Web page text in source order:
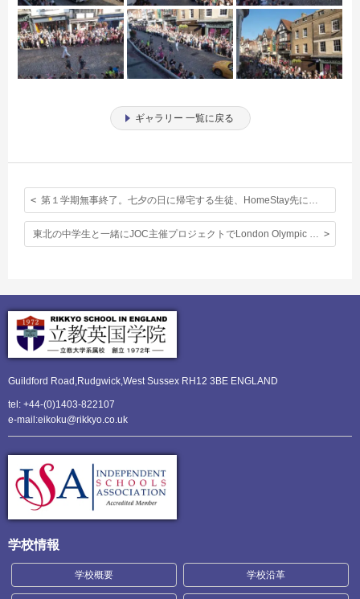
ギャラリー 一覧に戻る
第１学期無事終了。七夕の日に帰宅する生徒、HomeStay先に向かう生徒。
東北の中学生と一緒にJOC主催プロジェクトでLondon Olympic 観戦。
Guildford Road,Rudgwick,West Sussex RH12 3BE ENGLAND
tel: +44-(0)1403-822107
e-mail:eikoku@rikkyo.co.uk
学校情報
学校概要 学校沿革